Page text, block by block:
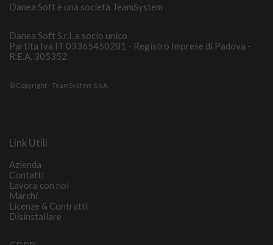
Danea Soft è una società TeamSystem
Danea Soft S.r.l. a socio unico
Partita Iva IT 03365450281 - Registro Imprese di Padova -
R.E.A. 305352
© Copyright - TeamSystem S.p.A.
Link Utili
Azienda
Contatti
Lavora con noi
Marchi
Licenze & Contratti
Disinstallare